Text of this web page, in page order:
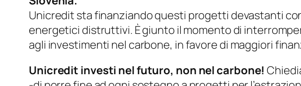
Unicredit sta finanziando questi progetti devastanti
energetici distruttivi. È giunto il momento di
agli investimenti nel carbone, in favore di maggiori
Unicredit investi nel futuro, non nel carbone!